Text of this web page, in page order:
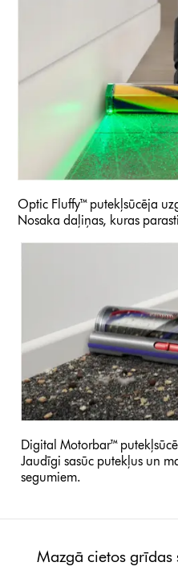
Optic Fluffy™ putekļsūcēja
Nosaka daļiņas, kuras
Digital Motorbar™
Jaudīgi sasūc putekļus un
segumiem.
Mazgā cietos